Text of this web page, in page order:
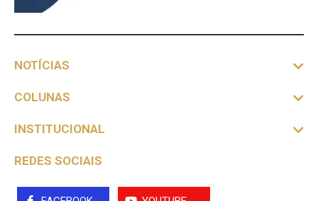
NOTÍCIAS
COLUNAS
INSTITUCIONAL
REDES SOCIAIS